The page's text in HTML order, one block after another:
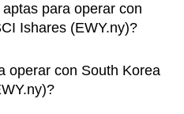
para operar con
Ishares (EWY.ny)?
operar con South Korea